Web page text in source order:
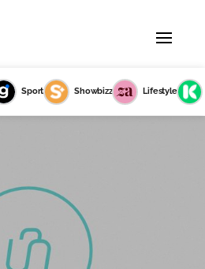
Sport Showbizz Lifestyle